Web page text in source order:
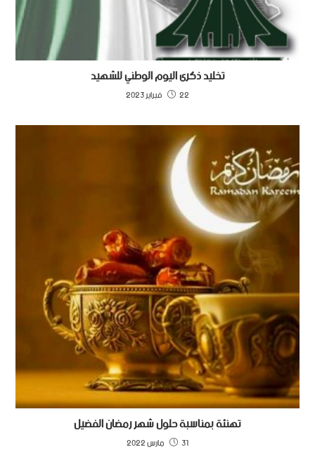
تخليد ذكرى اليوم الوطني للشهيد
22 فبراير 2023
تهنئة بمناسبة حلول شهر رمضان الفضيل
31 مارس 2022